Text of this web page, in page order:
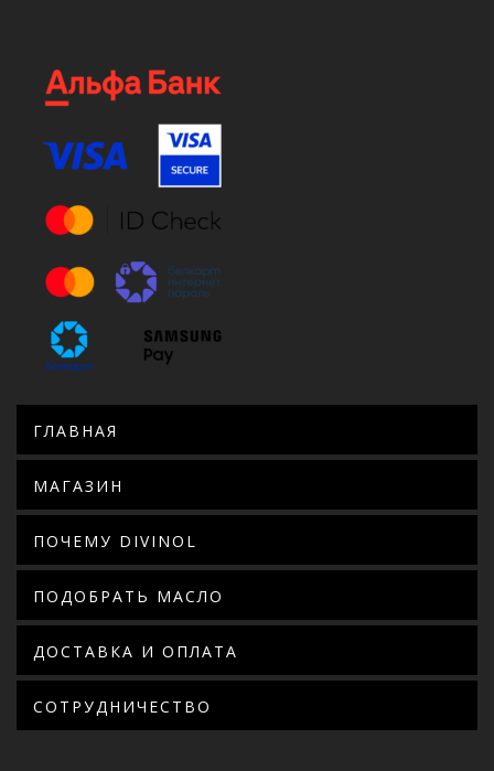
ГЛАВНАЯ
МАГАЗИН
ПОЧЕМУ DIVINOL
ПОДОБРАТЬ МАСЛО
ДОСТАВКА И ОПЛАТА
СОТРУДНИЧЕСТВО